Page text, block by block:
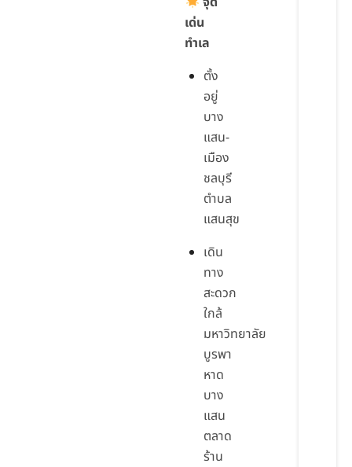
เด่น
ทำเล
ตั้ง
อยู่
บาง
แสน-
เมือง
ชลบุรี
ตำบล
แสนสุข
เดิน
ทาง
สะดวก
ใกล้
มหาวิทยาลัย
บูรพา
หาด
บาง
แสน
ตลาด
ร้าน